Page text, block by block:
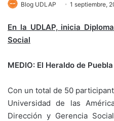
Blog UDLAP 1 septiembre,
En la UDLAP, inicia
Social
MEDIO: El Heraldo de Puebla
Con un total de 50
Universidad de las
Dirección y Gerencia